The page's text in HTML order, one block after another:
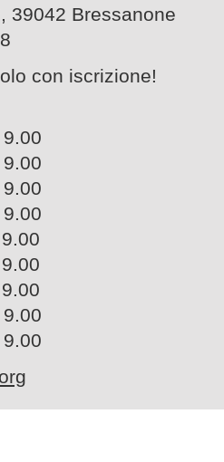
39042 Bressanone
con iscrizione!